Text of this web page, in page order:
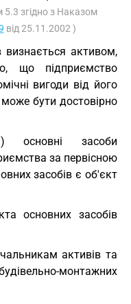
5.3 згідно з Наказом
від 25.11.2002 )
визнається активом,
що підприємство
вигоди від його
бути достовірно
основні засоби
за первісною
засобів є об'єкт
основних засобів
активів та
монтажних